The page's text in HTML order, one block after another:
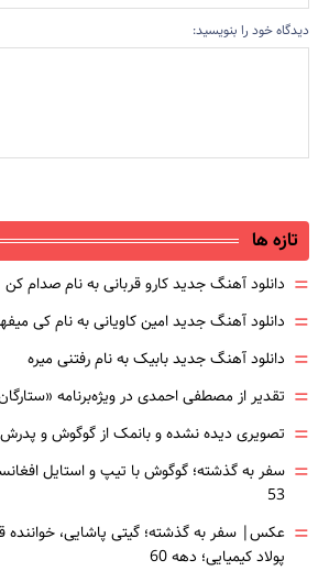
دیدگاه خود را بنویسید:
تازه ها
= دانلود آهنگ جدید کارو قربانی به نام صدام کن
= دانلود آهنگ جدید امین کاویانی به نام کی
= دانلود آهنگ جدید بابیک به نام رفتنی میره
= تقدیر از مصطفی احمدی در ویژه‌برنامه
= تصویری دیده نشده و بانمک از گوگوش و پدرش
=
53
= عکس| سفر به گذشته؛ گیتی پاشایی، خواننده
پولاد کیمیایی؛ دهه 60